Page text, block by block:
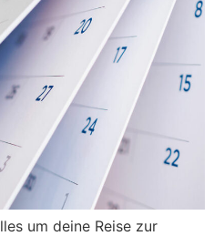
um deine Reise zur